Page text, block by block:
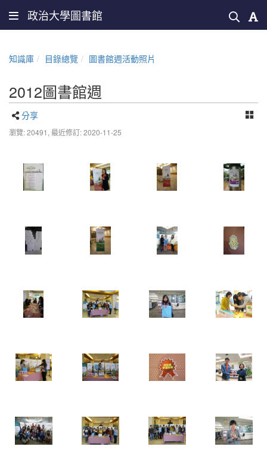
政治大學圖書館
知識庫 目錄總覽 圖書館週活動照片
2012圖書館週
分享
瀏覽: 20491, 最近修訂: 2020-11-25